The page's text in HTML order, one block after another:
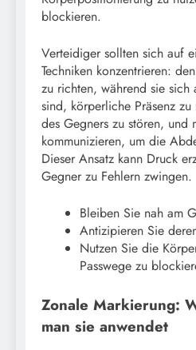
blockieren.
Verteidiger sollten sich auf
Techniken konzentrieren:
zu richten, während sie sich
sind, körperliche Präsenz
des Gegners zu stören, und
kommunizieren, um die
Dieser Ansatz kann Druck
Gegner zu Fehlern zwingen.
Bleiben Sie nah am
Antizipieren Sie
Nutzen Sie die
Passwege zu
Zonale Markierung:
man sie anwendet